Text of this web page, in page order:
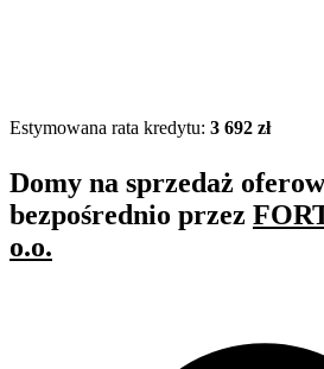
Estymowana rata kredytu: 3 692 zł
Domy na sprzedaż
bezpośrednio przez
o.o.